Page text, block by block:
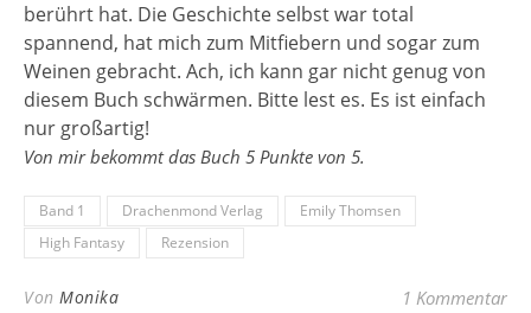
berührt hat. Die Geschichte selbst war total
spannend, hat mich zum Mitfiebern und sogar zum
Weinen gebracht. Ach, ich kann gar nicht genug von
diesem Buch schwärmen. Bitte lest es. Es ist einfach
nur großartig!
Von mir bekommt das Buch 5 Punkte von 5.
Band 1 Drachenmond Verlag
Emily Thomsen
High Fantasy
Rezension
Von Monika 1 Kommentar